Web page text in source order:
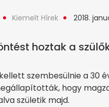
Kiemelt Hírek 2018.
hoztak a
szembesülnie a 30
hogy
születik majd.